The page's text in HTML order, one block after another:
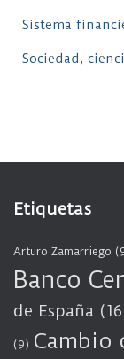
Sistema
Sociedad,
Etiquetas
Arturo Zamarriego
Banco
de España
(9) Cambio